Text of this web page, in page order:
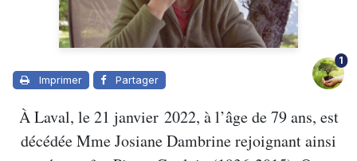
Imprimer Partager
1
À Laval, le 21 janvier 2022, à l’âge de 79 ans, est
décédée Mme Josiane Dambrine rejoignant ainsi